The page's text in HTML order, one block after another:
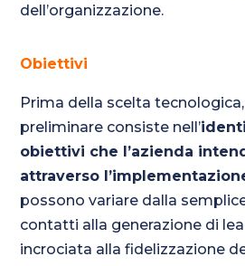
dell’organizzazione.
Obiettivi
Prima della scelta
preliminare consiste nell’
obiettivi che l’azienda
attraverso
possono variare dalla
contatti alla generazione di
incrociata alla fidelizzazione